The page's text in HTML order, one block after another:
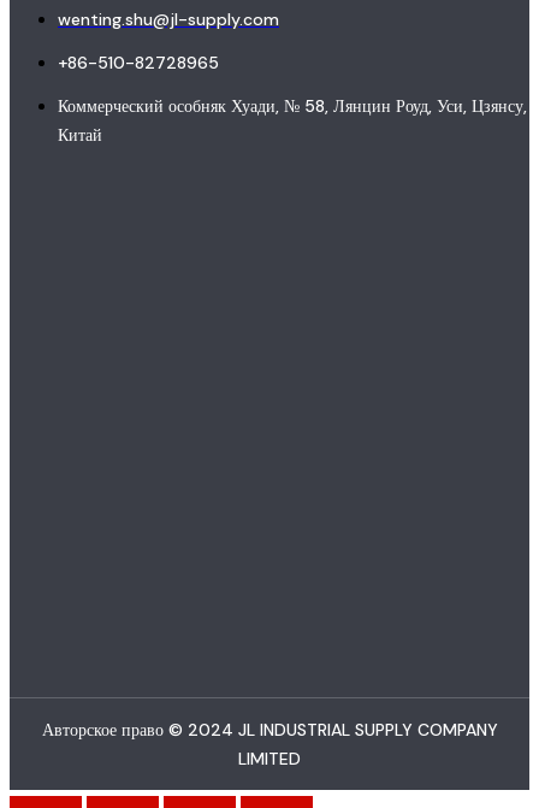
wenting.shu@jl-supply.com
+86-510-82728965
Коммерческий особняк Хуади, № 58, Лянцин Роуд, Уси, Цзянсу,
Китай
Авторское право © 2024 JL INDUSTRIAL SUPPLY COMPANY
LIMITED